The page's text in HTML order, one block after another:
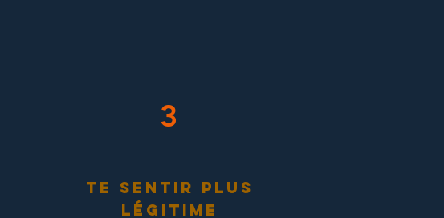
3
te sentir plus
légitime